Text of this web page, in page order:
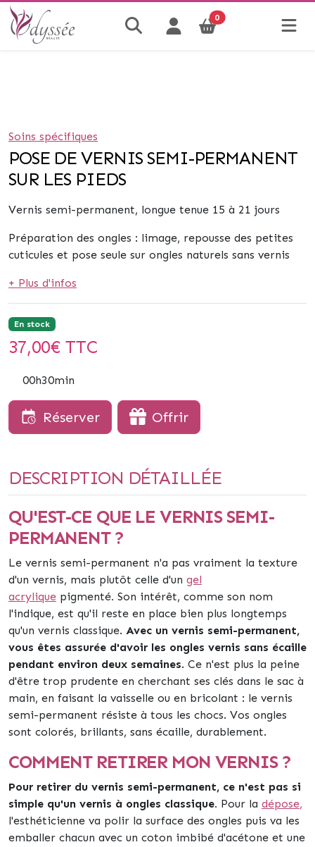
0
Soins spécifiques
POSE DE VERNIS SEMI-PERMANENT
SUR LES PIEDS
Vernis semi-permanent, longue tenue 15 à 21 jours
Préparation des ongles : limage, repousse des petites
cuticules et pose seule sur ongles naturels sans vernis
+ Plus d'infos
En stock
37,00€ TTC
00h30min
Réserver Offrir
DESCRIPTION DÉTAILLÉE
QU'EST-CE QUE LE VERNIS SEMI-
PERMANENT ?
Le vernis semi-permanent n'a pas vraiment la texture
d'un vernis, mais plutôt celle d'un gel
acrylique pigmenté. Son intérêt, comme son nom
l'indique, est qu'il reste en place bien plus longtemps
qu'un vernis classique. Avec un vernis semi-permanent,
vous êtes assurée d'avoir les ongles vernis sans écaille
pendant environ deux semaines. Ce n'est plus la peine
d'être trop prudente en cherchant ses clés dans le sac à
main, en faisant la vaisselle ou en bricolant : le vernis
semi-permanent résiste à tous les chocs. Vos ongles
sont colorés, brillants, sans écaille, durablement.
COMMENT RETIRER MON VERNIS ?
Pour retirer du vernis semi-permanent, ce n'est pas si
simple qu'un vernis à ongles classique. Pour la dépose,
l'esthéticienne va polir la surface des ongles puis va les
emballer chacun avec un coton imbibé d'acétone et une